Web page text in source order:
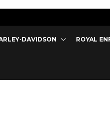
DAVIDSON ROYAL